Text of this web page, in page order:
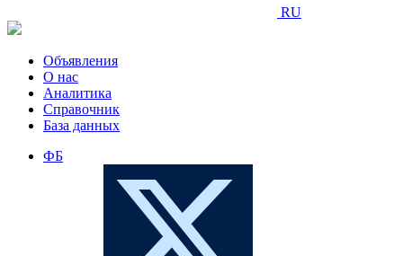
RU
Объявления
О нас
Аналитика
Справочник
База данных
ФБ